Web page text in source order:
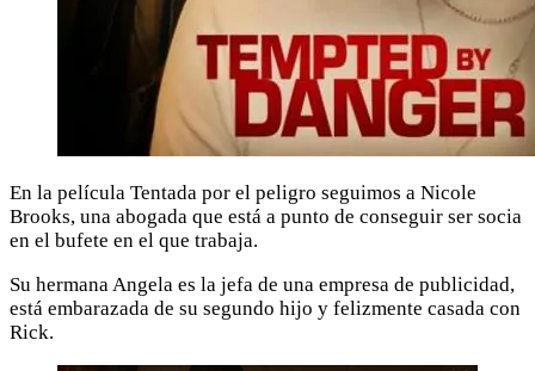
En la película Tentada por el peligro seguimos a Nicole
Brooks, una abogada que está a punto de conseguir ser socia
en el bufete en el que trabaja.
Su hermana Angela es la jefa de una empresa de publicidad,
está embarazada de su segundo hijo y felizmente casada con
Rick.